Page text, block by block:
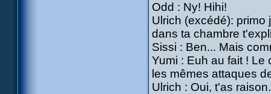
Odd : Ny! Hihi!
Ulrich (excédé):
dans ta chambre
Sissi : Ben... Mais
Yumi : Euh au fait !
les mêmes attaques
Ulrich : Oui, t'as